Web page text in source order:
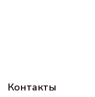
Контакты